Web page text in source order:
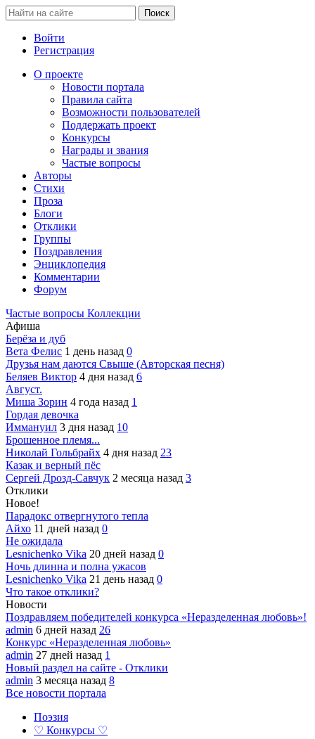
Войти
Регистрация
О проекте
Новости портала
Правила сайта
Возможности пользователей
Поддержать проект
Конкурсы
Награды и звания
Частые вопросы
Авторы
Стихи
Проза
Блоги
Отклики
Группы
Поздравления
Энциклопедия
Комментарии
Форум
Частые вопросы Коллекции
Афиша
Берёза и дуб
Вета Фелис 1 день назад 0
Друзья нам даются Свыше (Авторская песня)
Беляев Виктор 4 дня назад 6
Август.
Миша Зорин 4 года назад 1
Гордая девочка
Иммануил 3 дня назад 10
Брошенное племя...
Николай Гольбрайх 4 дня назад 23
Казак и верный пёс
Сергей Дрозд-Савчук 2 месяца назад 3
Отклики
Новое!
Парадокс отвергнутого тепла
Айхо 11 дней назад 0
Не ожидала
Lesnichenko Vika 20 дней назад 0
Ночь длинна и полна ужасов
Lesnichenko Vika 21 день назад 0
Что такое отклики?
Новости
Поздравляем победителей конкурса «Неразделенная любовь»!
admin 6 дней назад 26
Конкурс «Неразделенная любовь»
admin 27 дней назад 1
Новый раздел на сайте - Отклики
admin 3 месяца назад 8
Все новости портала
Поэзия
♡ Конкурсы ♡